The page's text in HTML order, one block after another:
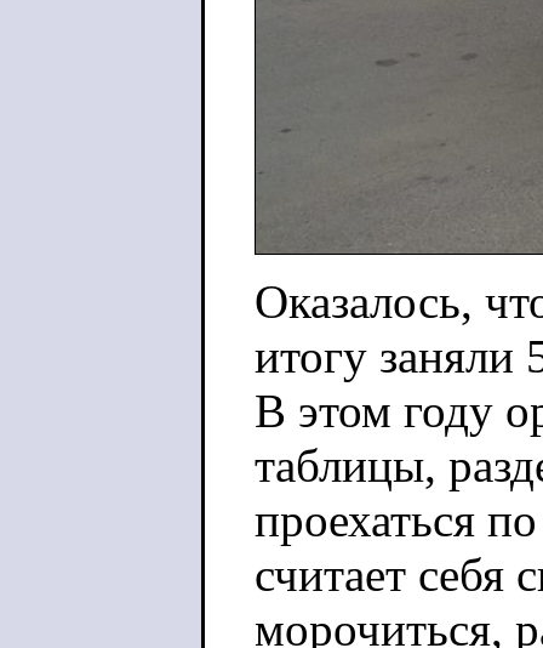
Оказалось,
итогу заняли
В этом году
таблицы,
проехаться
считает себя
морочиться,